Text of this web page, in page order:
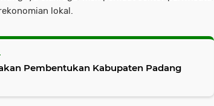
lokal.
Pembentukan Kabupaten Padang